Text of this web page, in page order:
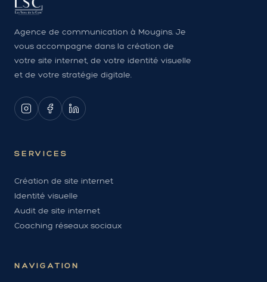
Agence de communication à Mougins. Je
vous accompagne dans la création de
votre site internet, de votre identité visuelle
et de votre stratégie digitale.
SERVICES
Création de site internet
Identité visuelle
Audit de site internet
Coaching réseaux sociaux
NAVIGATION